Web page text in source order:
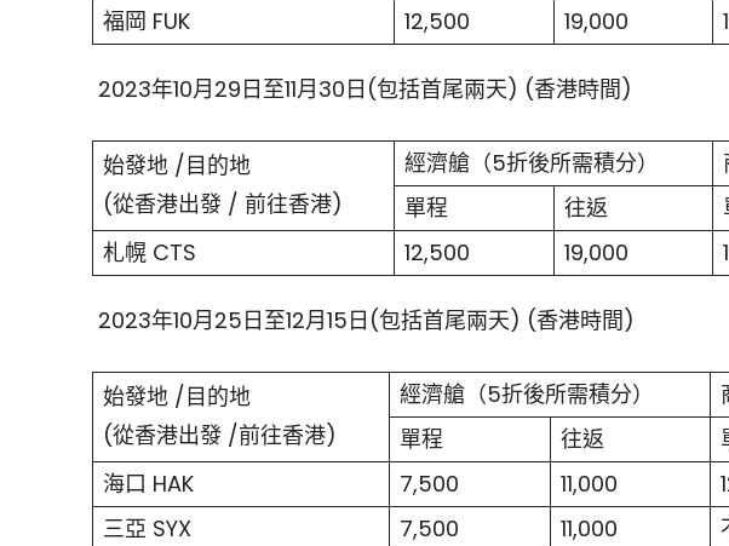
福岡 FUK
12,500 19,000
2023年10月29日至11月30日(包括首尾兩天) (香港時間)
始發地 /目的地
(從香港出發 / 前往香港)
經濟艙（5折後所需積分）
單程
往返
札幌 CTS
12,500 19,000
2023年10月25日至12月15日(包括首尾兩天) (香港時間)
始發地 /目的地
(從香港出發 /前往香港)
經濟艙（5折後所需積分）
單程
往返
海口 HAK
7,500 11,000
三亞 SYX
7,500 11,000